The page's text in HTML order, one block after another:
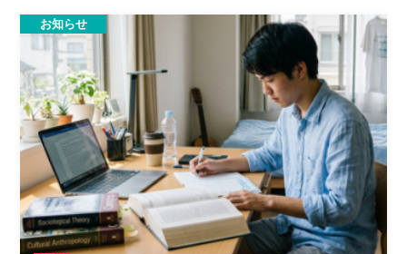
お知らせ